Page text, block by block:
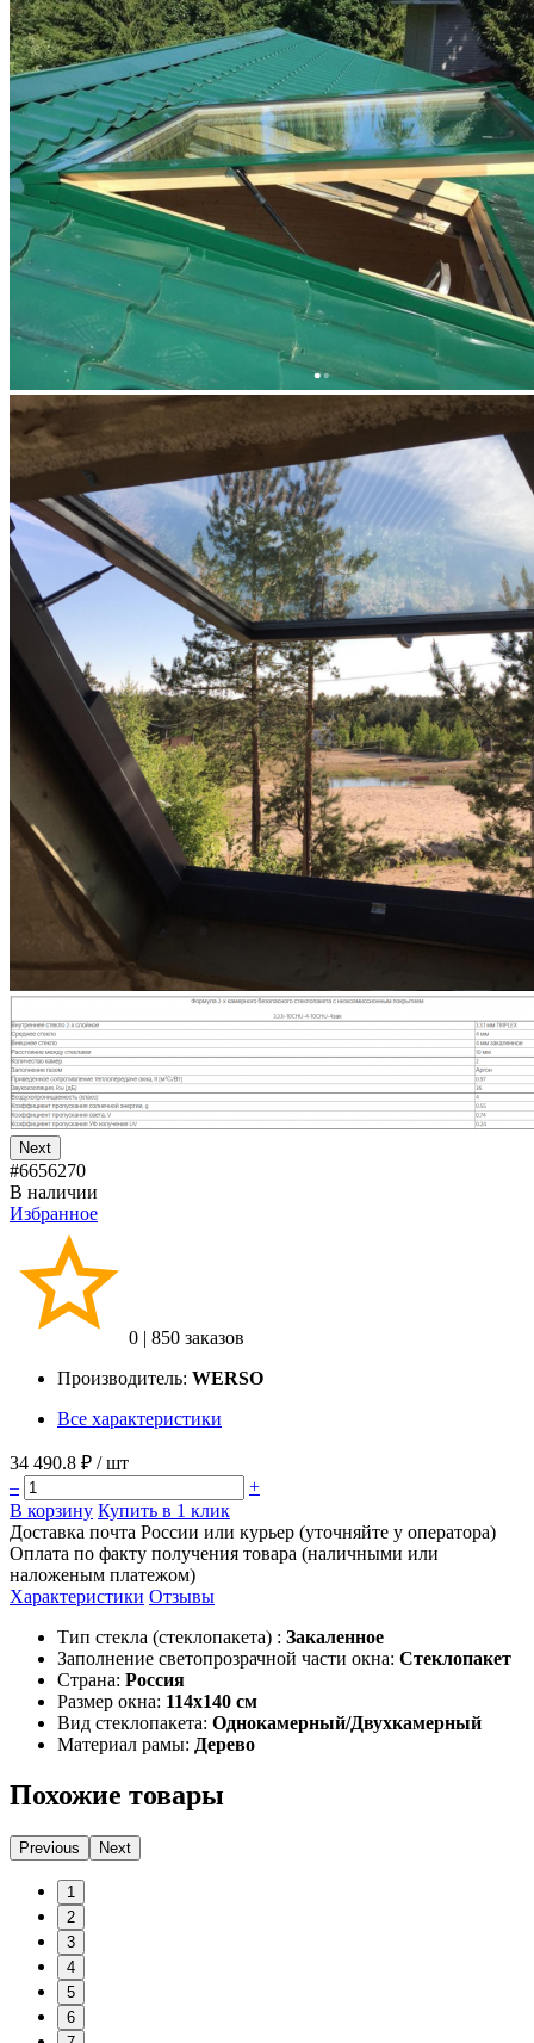
Next
#6656270
В наличии
Избранное
0 | 850 заказов
Производитель: WERSO
Все характеристики
34 490.8 ₽ / шт
–
+
В корзину Купить в 1 клик
Доставка почта России или курьер (уточняйте у оператора)
Оплата по факту получения товара (наличными или
наложеным платежом)
Характеристики Отзывы
Тип стекла (стеклопакета) : Закаленное
Заполнение светопрозрачной части окна: Стеклопакет
Страна: Россия
Размер окна: 114x140 см
Вид стеклопакета: Однокамерный/Двухкамерный
Материал рамы: Дерево
Похожие товары
Previous Next
1
2
3
4
5
6